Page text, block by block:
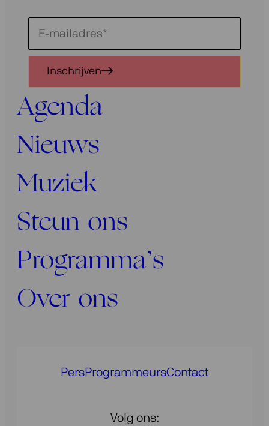
Schrijf
voor
onze
nieuwsbrief
Inschrijven
Agenda
Nieuws
Muziek
Steun ons
Programma’s
Over ons
PersProgrammeursContact
Volg ons: